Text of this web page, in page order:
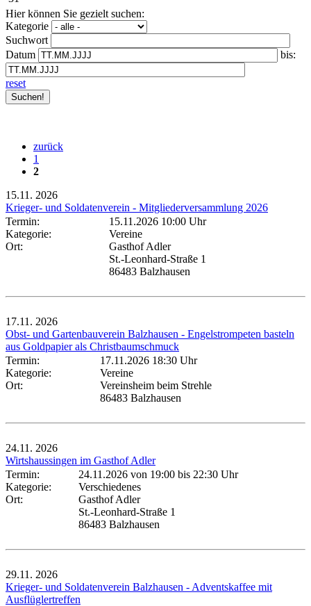
Hier können Sie gezielt suchen:
Kategorie
Suchwort
Datum
bis:
reset
zurück
1
2
15.11. 2026
Krieger- und Soldatenverein - Mitgliederversammlung 2026
Termin:
15.11.2026 10:00 Uhr
Kategorie:
Vereine
Ort:
Gasthof Adler
St.-Leonhard-Straße 1
86483 Balzhausen
17.11. 2026
Obst- und Gartenbauverein Balzhausen - Engelstrompeten basteln
aus Goldpapier als Christbaumschmuck
Termin:
17.11.2026 18:30 Uhr
Kategorie:
Vereine
Ort:
Vereinsheim beim Strehle
86483 Balzhausen
24.11. 2026
Wirtshaussingen im Gasthof Adler
Termin:
24.11.2026 von 19:00 bis 22:30 Uhr
Kategorie:
Verschiedenes
Ort:
Gasthof Adler
St.-Leonhard-Straße 1
86483 Balzhausen
29.11. 2026
Krieger- und Soldatenverein Balzhausen - Adventskaffee mit
Ausflüglertreffen